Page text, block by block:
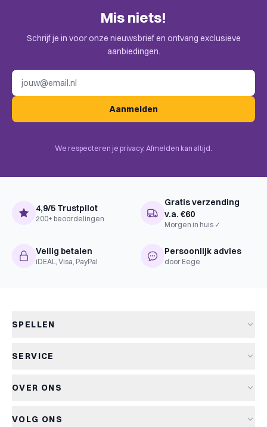
Mis niets!
Schrijf je in voor onze nieuwsbrief en ontvang exclusieve
aanbiedingen.
Aanmelden
We respecteren je privacy. Afmelden kan altijd.
4,9/5 Trustpilot
200+ beoordelingen
Gratis verzending
v.a. €60
Morgen in huis ✓
Veilig betalen
iDEAL, Visa, PayPal
Persoonlijk advies
door Eege
SPELLEN
Nieuwe spellen
SERVICE
Retourneren
OVER ONS
VOLG ONS